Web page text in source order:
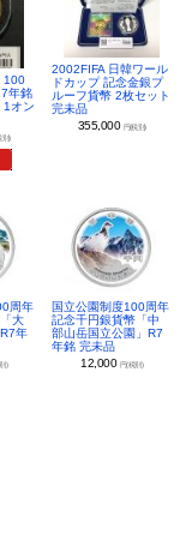
100
年銘
1オン
別)
2002FIFA 日韓ワール
ドカップ 記念金銀プ
ルーフ貨幣 2枚セット
完未品
355,000 円(税別)
周年
大
年
)
国立公園制度100周年
記念千円銀貨幣「中
部山岳国立公園」R7
年銘 完未品
12,000 円(税別)